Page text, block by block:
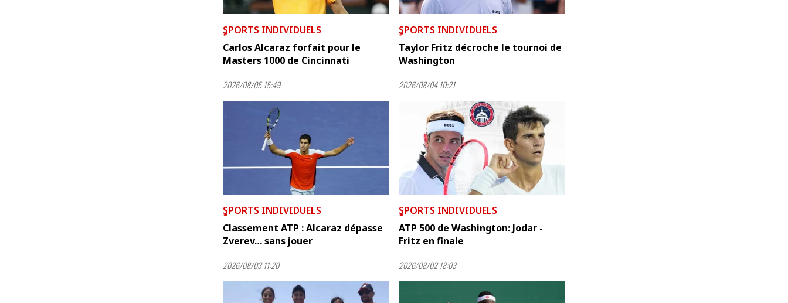
ٍSPORTS INDIVIDUELS
Carlos Alcaraz forfait pour le
Masters 1000 de Cincinnati
2026/08/05 15:49
ٍSPORTS INDIVIDUELS
Taylor Fritz décroche le tournoi de
Washington
2026/08/04 10:21
ٍSPORTS INDIVIDUELS
Classement ATP : Alcaraz dépasse
Zverev… sans jouer
2026/08/03 11:20
ٍSPORTS INDIVIDUELS
ATP 500 de Washington: Jodar -
Fritz en finale
2026/08/02 18:03